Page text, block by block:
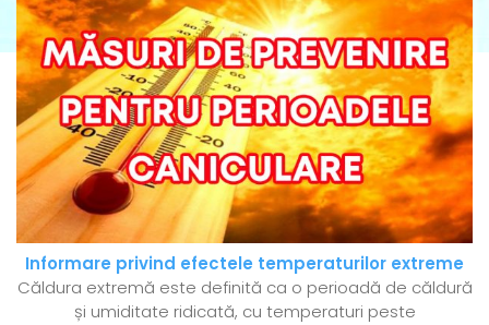
Informare privind efectele temperaturilor extreme
Căldura extremă este definită ca o perioadă de căldură
și umiditate ridicată, cu temperaturi peste